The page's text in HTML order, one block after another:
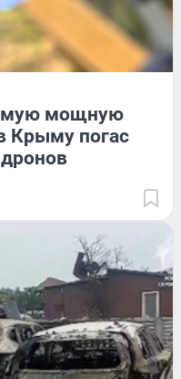
мощную
Крыму погас
дронов